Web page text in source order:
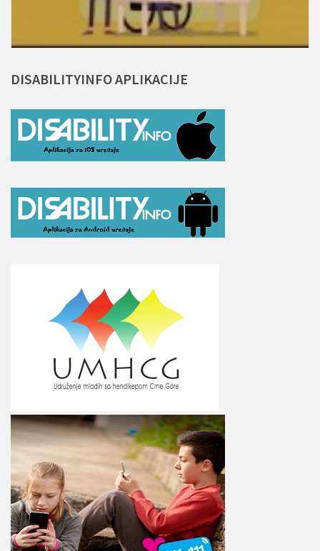
DISABILITYINFOAPLIKACIJE